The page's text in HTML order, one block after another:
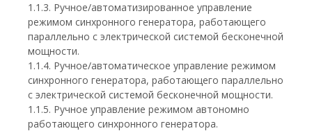
1.1.3. Ручное/автоматизированное управление
режимом синхронного генератора, работающего
параллельно с электрической системой бесконечной
мощности.
1.1.4. Ручное/автоматическое управление режимом
синхронного генератора, работающего параллельно
с электрической системой бесконечной мощности.
1.1.5. Ручное управление режимом автономно
работающего синхронного генератора.